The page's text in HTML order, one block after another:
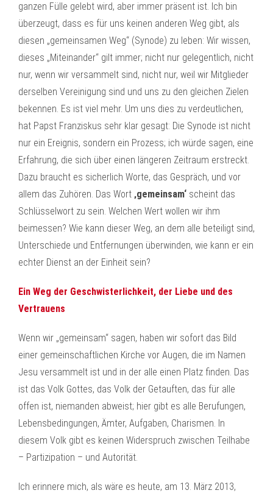
ganzen Fülle gelebt wird, aber immer präsent ist. Ich bin
überzeugt, dass es für uns keinen anderen Weg gibt, als
diesen „gemeinsamen Weg“ (Synode) zu leben: Wir wissen,
dieses „Miteinander“ gilt immer; nicht nur gelegentlich, nicht
nur, wenn wir versammelt sind, nicht nur, weil wir Mitglieder
derselben Vereinigung sind und uns zu den gleichen Zielen
bekennen. Es ist viel mehr. Um uns dies zu verdeutlichen,
hat Papst Franziskus sehr klar gesagt: Die Synode ist nicht
nur ein Ereignis, sondern ein Prozess; ich würde sagen, eine
Erfahrung, die sich über einen längeren Zeitraum erstreckt.
Dazu braucht es sicherlich Worte, das Gespräch, und vor
allem das Zuhören. Das Wort ‚gemeinsam‘ scheint das
Schlüsselwort zu sein. Welchen Wert wollen wir ihm
beimessen? Wie kann dieser Weg, an dem alle beteiligt sind,
Unterschiede und Entfernungen überwinden, wie kann er ein
echter Dienst an der Einheit sein?
Ein Weg der Geschwisterlichkeit, der Liebe und des
Vertrauens
Wenn wir „gemeinsam“ sagen, haben wir sofort das Bild
einer gemeinschaftlichen Kirche vor Augen, die im Namen
Jesu versammelt ist und in der alle einen Platz finden. Das
ist das Volk Gottes, das Volk der Getauften, das für alle
offen ist, niemanden abweist; hier gibt es alle Berufungen,
Lebensbedingungen, Ämter, Aufgaben, Charismen. In
diesem Volk gibt es keinen Widerspruch zwischen Teilhabe
– Partizipation – und Autorität.
Ich erinnere mich, als wäre es heute, am 13. März 2013,